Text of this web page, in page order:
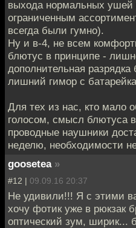
выхода нормальных ушей
ограниченным
всегда были гумно).
Ну и в-4, не всем
блютус в принципе -
дополнительная
лишний гимор с
Для тех из нас, кто мало
голосом, смысл блютуса
проводные наушники
неделю, необходимости
goosetea »
#12 | 09.09.16 20:37
Не удивили!!! Я с этими
хочу фотик уже в рюкзак
оптический зум, ширик...